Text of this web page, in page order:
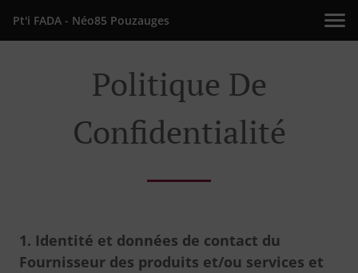
Pt'i FADA - Néo85 Pouzauges
Politique De
Confidentialité
1. Identité et données de contact du
Fournisseur des produits et/ou services et